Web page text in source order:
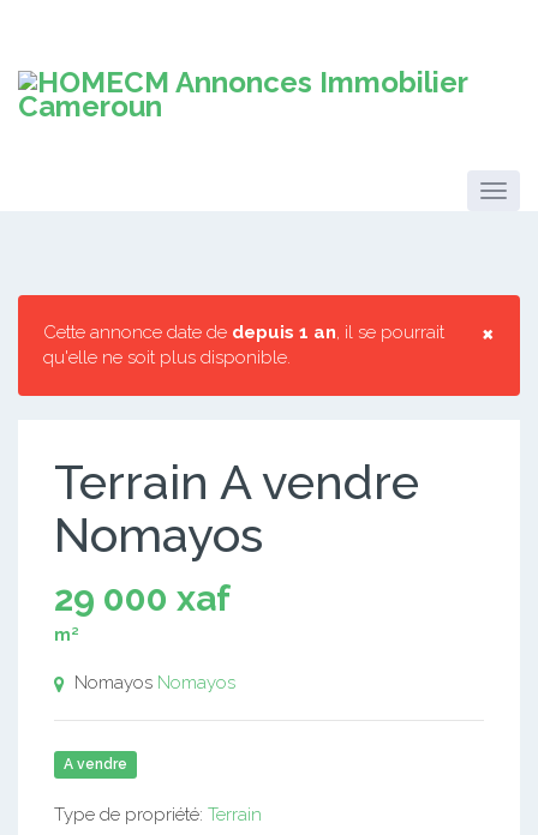
×
Cette annonce date de depuis 1 an, il se pourrait
qu'elle ne soit plus disponible.
Terrain A vendre
Nomayos
29 000 xaf
m²
Nomayos Nomayos
A vendre
Type de propriété: Terrain